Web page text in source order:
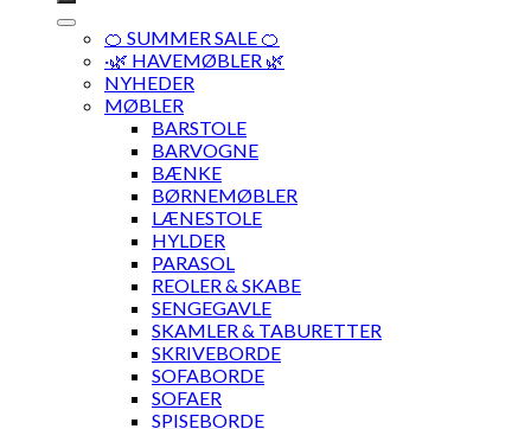
🍊 SUMMER SALE 🍊
·🌿 HAVEMØBLER 🌿
NYHEDER
MØBLER
BARSTOLE
BARVOGNE
BÆNKE
BØRNEMØBLER
LÆNESTOLE
HYLDER
PARASOL
REOLER & SKABE
SENGEGAVLE
SKAMLER & TABURETTER
SKRIVEBORDE
SOFABORDE
SOFAER
SPISEBORDE